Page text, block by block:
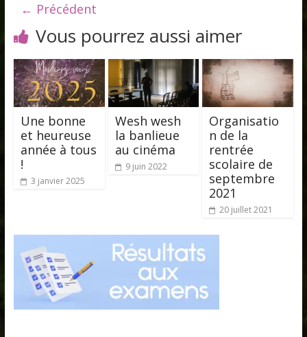
← Précédent
Vous pourrez aussi aimer
Une bonne
et heureuse
année à tous
!
3 janvier 2025
Wesh wesh
la banlieue
au cinéma
9 juin 2022
Organisatio
n de la
rentrée
scolaire de
septembre
2021
20 juillet 2021